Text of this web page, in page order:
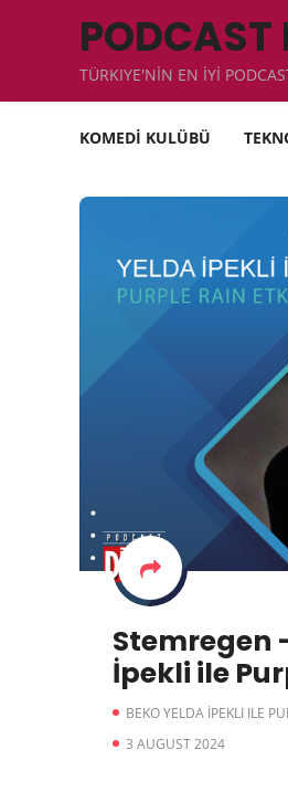
PODCAST
TÜRKIYE'NİN EN İYİ
KOMEDİ KULÜBÜ
Stemregen
İpekli ile
BEKO YELDA İPEKLI ILE
3 AUGUST 2024